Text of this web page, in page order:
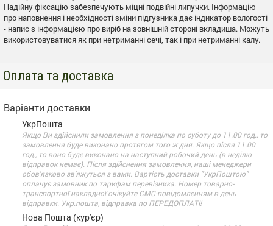
Надійну фіксацію забезпечують міцні подвійні липучки. Інформацію
про наповнення і необхідності зміни підгузника дає індикатор вологості
- напис з інформацією про виріб на зовнішній стороні вкладиша. Можуть
використовуватися як при нетриманні сечі, так і при нетриманні калу.
Оплата та доставка
Варіанти доставки
УкрПошта
Якщо Ви здійснили замовлення з понеділка по суботу до 11.00 год., то
замовлення буде виконано протягом того ж дня. Якщо після 11.00
год., то воно буде виконано на наступний робочий день (в неділю
відправок немає). Після здійснення замовлення, наші менеджери
обов'язково зв'яжуться з вами. Вартість доставки "УкрПоштою"
оплачує замовник по тарифам перевізника. Номер товарно-
транспортної накладної очікуйте СМС-повідомленням в день
відправки. Укр.пошта, відправка по ПЕРЕДОПЛАТІ!
Нова Пошта (кур'єр)